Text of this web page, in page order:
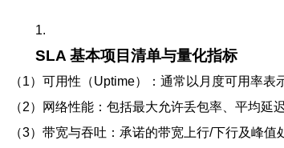
1.
SLA 基本项目清单与量化指标
（1）可用性（Uptime）：通常以月度可用率表
（2）网络性能：包括最大允许丢包率、平均延
（3）带宽与吞吐：承诺的带宽上行/下行及峰值